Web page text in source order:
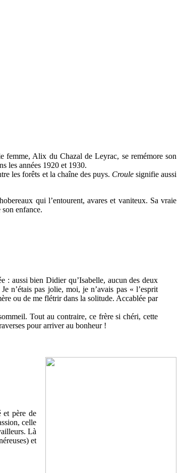
femme, Alix du Chazal de Leyrac, se remémore son
les années 1920 et 1930.
les forêts et la chaîne des puys. Croulesignifie aussi
qui l’entourent, avares et vaniteux. Sa vraie
enfance.
: aussi bien Didier qu’Isabelle, aucun des deux
n’étais pas jolie, moi, je n’avais pas « l’esprit
ou de me flétrir dans la solitude. Accablée par
Tout au contraire, ce frère si chéri, cette
pour arriver au bonheur !
et père de
celle
Là
et